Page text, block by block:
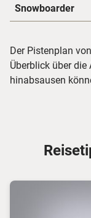
Snowboarder
Der Pistenplan von
Überblick über
hinabsausen